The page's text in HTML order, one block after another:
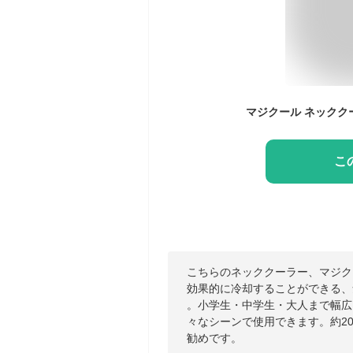
こ
こちらのネッククーラー、マジ
効果的に冷却することができる
。小学生・中学生・大人まで幅
々なシーンで使用できます。約
勧めです。